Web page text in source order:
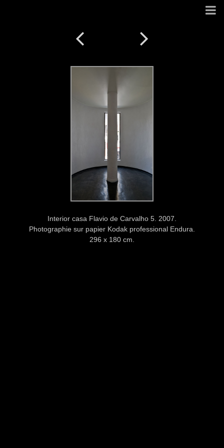
Interior casa Flavio de Carvalho 5. 2007.
Photographie sur papier Kodak professional Endura.
296 x 180 cm.